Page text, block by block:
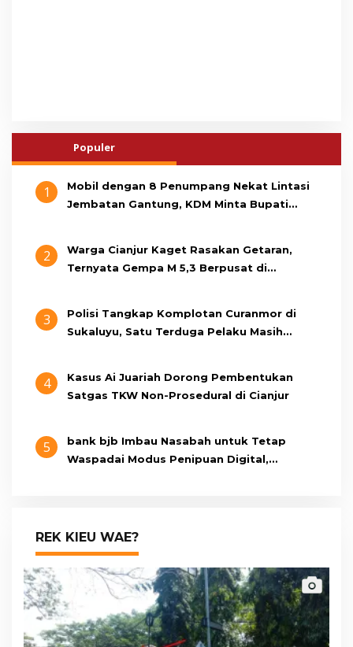
Populer
1
Mobil dengan 8 Penumpang Nekat Lintasi
Jembatan Gantung, KDM Minta Bupati
2
Warga Cianjur Kaget Rasakan Getaran,
Ternyata Gempa M 5,3 Berpusat di
3
Polisi Tangkap Komplotan Curanmor di
Sukaluyu, Satu Terduga Pelaku Masih
4
Kasus Ai Juariah Dorong Pembentukan
Satgas TKW Non-Prosedural di Cianjur
5
bank bjb Imbau Nasabah untuk Tetap
Waspadai Modus Penipuan Digital,
REK KIEU WAE?